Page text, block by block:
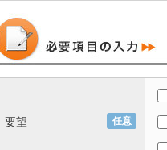
任意
要望